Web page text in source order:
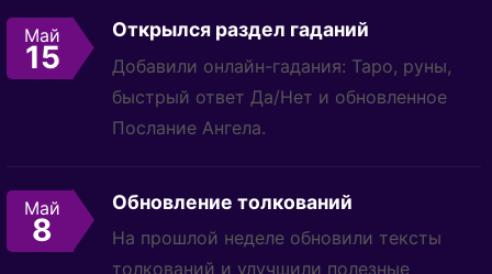
Май
15
Открылся раздел гаданий
Добавили онлайн-гадания: Таро, руны,
быстрый ответ Да/Нет и обновленное
Послание Ангела.
Май
8
Обновление толкований
На прошлой неделе обновили тексты
толкований и улучшили полезные